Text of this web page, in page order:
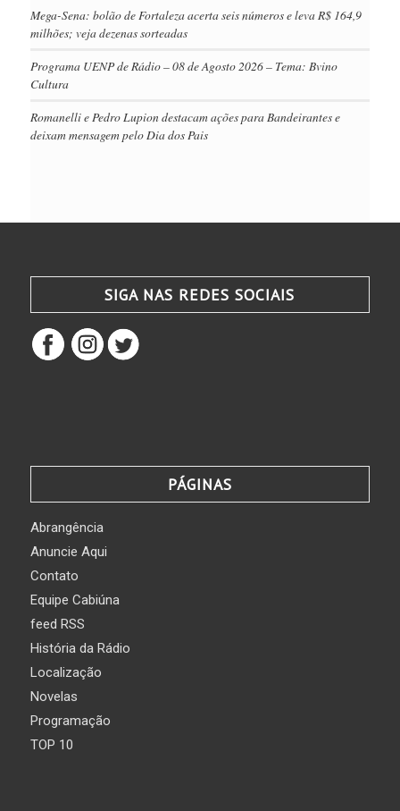
Mega-Sena: bolão de Fortaleza acerta seis números e leva R$ 164,9
milhões; veja dezenas sorteadas
Programa UENP de Rádio – 08 de Agosto 2026 – Tema: Bvino
Cultura
Romanelli e Pedro Lupion destacam ações para Bandeirantes e
deixam mensagem pelo Dia dos Pais
SIGA NAS REDES SOCIAIS
PÁGINAS
Abrangência
Anuncie Aqui
Contato
Equipe Cabiúna
feed RSS
História da Rádio
Localização
Novelas
Programação
TOP 10